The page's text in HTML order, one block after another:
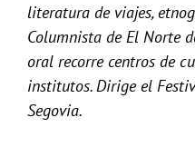
literatura de viajes,
Columnista de El Norte
oral recorre centros de
institutos. Dirige el
Segovia.